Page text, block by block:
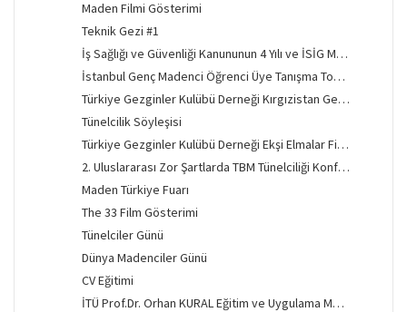
Maden Filmi Gösterimi
Teknik Gezi #1
İş Sağlığı ve Güvenliği Kanununun 4 Yılı ve İSİG Mücadelesi
İstanbul Genç Madenci Öğrenci Üye Tanışma Toplantısı
Türkiye Gezginler Kulübü Derneği Kırgızistan Gecesi
Tünelcilik Söyleşisi
Türkiye Gezginler Kulübü Derneği Ekşi Elmalar Film Gösterimi
2. Uluslararası Zor Şartlarda TBM Tünelciliği Konferansı
Maden Türkiye Fuarı
The 33 Film Gösterimi
Tünelciler Günü
Dünya Madenciler Günü
CV Eğitimi
İTÜ Prof.Dr. Orhan KURAL Eğitim ve Uygulama Merkezi Açılışı